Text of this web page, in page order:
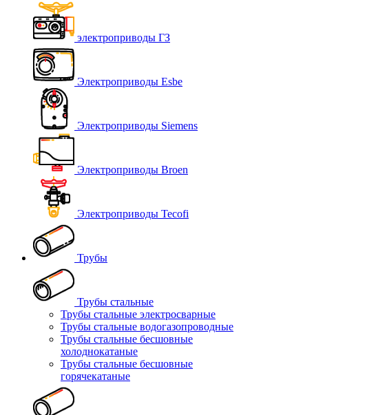
электроприводы ГЗ
Электроприводы Esbe
Электроприводы Siemens
Электроприводы Broen
Электроприводы Tecofi
Трубы
Трубы стальные
Трубы стальные электросварные
Трубы стальные водогазопроводные
Трубы стальные бесшовные
холоднокатаные
Трубы стальные бесшовные
горячекатаные